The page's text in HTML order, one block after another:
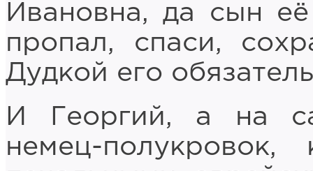
Ивановна, да сын
пропал, спаси,
Дудкой его
И Георгий, а на
немец-